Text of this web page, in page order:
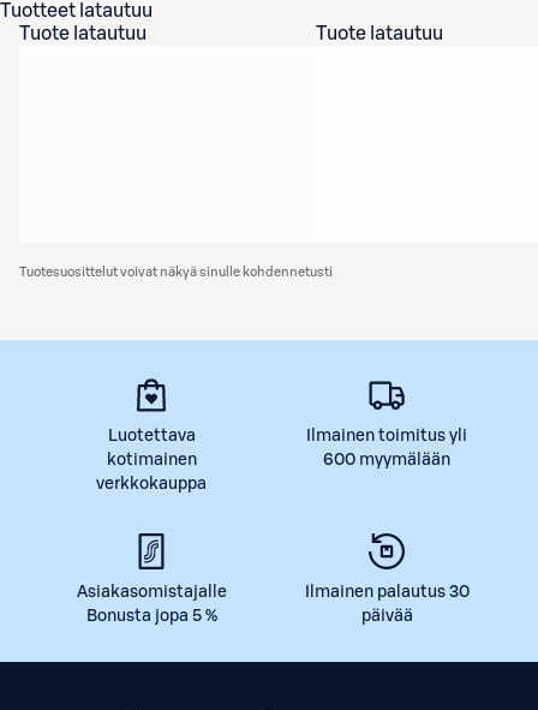
Tuotteet latautuu
Tuote latautuu
Tuote latautuu
Tuotesuosittelut voivat näkyä sinulle kohdennetusti
Luotettava
kotimainen
verkkokauppa
Ilmainen toimitus yli
600 myymälään
Asiakasomistajalle
Bonusta jopa 5 %
Ilmainen palautus 30
päivää